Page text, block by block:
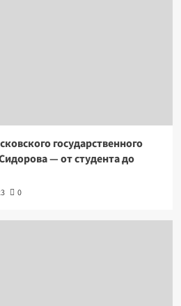
государственного
— от студента до
0